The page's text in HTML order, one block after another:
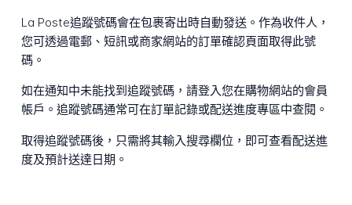
La Poste追蹤號碼會在包裹寄出時自動發送。作為收件人，
您可透過電郵、短訊或商家網站的訂單確認頁面取得此號
碼。
如在通知中未能找到追蹤號碼，請登入您在購物網站的會員
帳戶。追蹤號碼通常可在訂單記錄或配送進度專區中查閱。
取得追蹤號碼後，只需將其輸入搜尋欄位，即可查看配送進
度及預計送達日期。